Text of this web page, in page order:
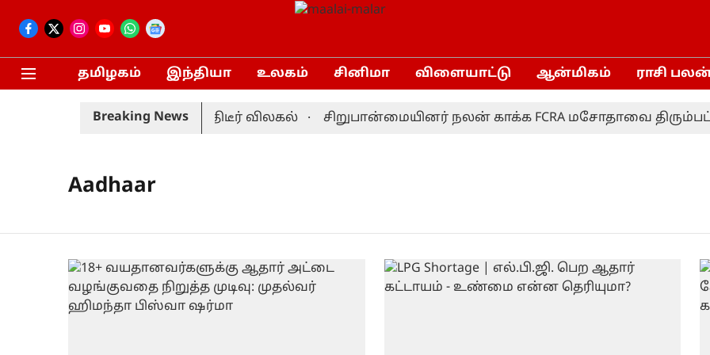
தமிழகம் இந்தியா உலகம் சினிமா விளையாட்டு ஆன்மிகம் ராசி
Breaking News
தொடர்: முன்னணி வீரர் திடீர் விலகல் சிறுபான்மையினர் நலன் காக்க FCRA மசோதாவை திரும்பப்
Aadhaar